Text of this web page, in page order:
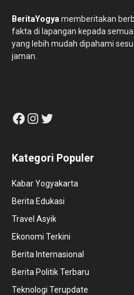
BeritaYogya memberitakan
fakta di lapangan kepada
yang lebih mudah dipahami
jaman.
Facebook
Instagram
Twitter
Kategori Populer
Kabar Yogyakarta
Berita Edukasi
Travel Asyik
Ekonomi Terkini
Berita Internasional
Berita Politik Terbaru
Teknologi Terupdate